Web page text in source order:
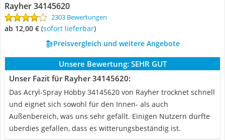
Rayher 34145620
2303 Bewertungen
ab 12,00 € ( Sofort lieferbar)
Preisvergleich und weitere Angebote
Unsere Bewertung: SEHR GUT
Unser Fazit für Rayher 34145620:
Das Acryl-Spray Hobby 34145620 von Rayher trocknet schnell
und eignet sich sowohl für den Innen- als auch
Außenbereich, was uns sehr gefällt. Einigen Nutzern dürfte
überdies gefallen, dass es witterungsbeständig ist.